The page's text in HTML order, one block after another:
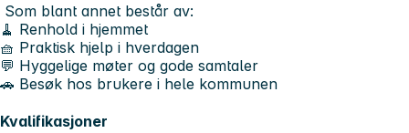
Som blant annet består av:
🧹 Renhold i hjemmet
🧺 Praktisk hjelp i hverdagen
💬 Hyggelige møter og gode samtaler
🚗 Besøk hos brukere i hele kommunen
Kvalifikasjoner